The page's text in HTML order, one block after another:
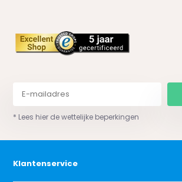
* Lees hier de wettelijke beperkingen
Klantenservice